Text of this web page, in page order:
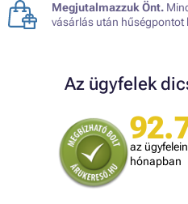
Megjutalmazzuk Önt.
vásárlás után hűségpontot
Az ügyfelek
az
hónapban